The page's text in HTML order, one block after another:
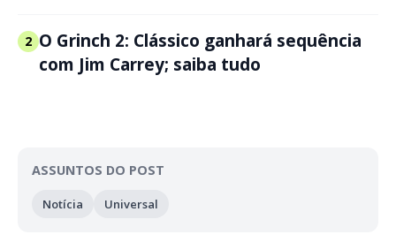
2 O Grinch 2: Clássico ganhará sequência
com Jim Carrey; saiba tudo
ASSUNTOS DO POST
Notícia Universal